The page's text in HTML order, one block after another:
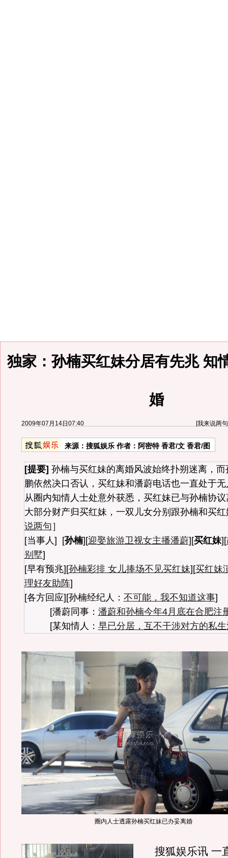
独家：孙楠买红妹分居有先兆 知
婚
2009年07月14日07:40 [我来说两句
来源： 搜狐娱乐作者：阿密特 香君/文 香君/图
[提要] 孙楠与买红妹的离婚风波始终扑朔迷离，
鹏依然决口否认，买红妹和潘蔚电话也一直处于
从圈内知情人士处意外获悉，买红妹已与孙楠协
大部分财产归买红妹，一双儿女分别跟孙楠和买
说两句］
[当事人] [孙楠][迎娶旅游卫视女主播潘蔚][买红妹][
别墅]
[早有预兆][孙楠彩排 女儿捧场不见买红妹][买红妹
理好友助阵]
[各方回应][孙楠经纪人： 不可能，我不知道这事]
[潘蔚同事： 潘蔚和孙楠今年4月底在合肥注
[某知情人： 早已分居，互不干涉对方的私生
圈内人士透露孙楠买红妹已办妥离婚
搜狐娱乐讯 一直